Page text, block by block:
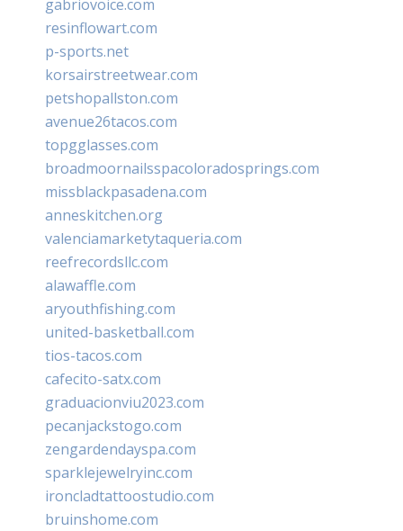
gabriovoice.com
resinflowart.com
p-sports.net
korsairstreetwear.com
petshopallston.com
avenue26tacos.com
topgglasses.com
broadmoornailsspacoloradosprings.com
missblackpasadena.com
anneskitchen.org
valenciamarketytaqueria.com
reefrecordsllc.com
alawaffle.com
aryouthfishing.com
united-basketball.com
tios-tacos.com
cafecito-satx.com
graduacionviu2023.com
pecanjackstogo.com
zengardendayspa.com
sparklejewelryinc.com
ironcladtattoostudio.com
bruinshome.com